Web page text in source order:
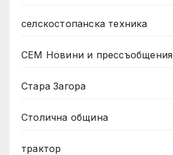
селскостопанска техника
СЕМ Новини и прессъобщения
Стара Загора
Столична община
трактор